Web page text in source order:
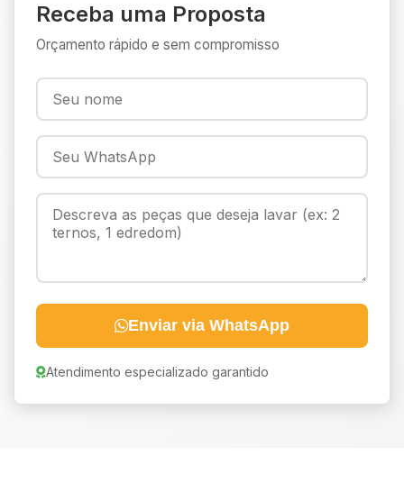
Receba uma Proposta
Orçamento rápido e sem compromisso
Enviar via WhatsApp
Atendimento especializado garantido